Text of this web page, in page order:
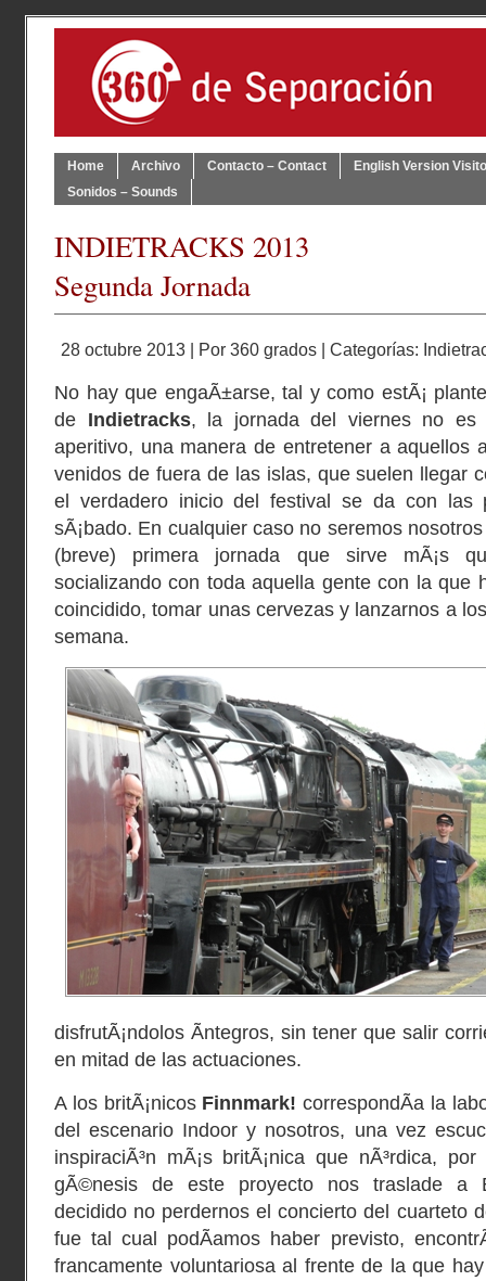
Home Archivo Contacto – Contact
English Version
Sonidos – Sounds
INDIETRACKS 2013
Segunda Jornada
28 octubre 2013 | Por 360 grados | Categorías:
No hay que engaÃ±arse, tal y como estÃ¡
de Indietracks, la jornada del viernes no es
aperitivo, una manera de entretener a aquellos
venidos de fuera de las islas, que suelen llegar
el verdadero inicio del festival se da con las
sÃ¡bado. En cualquier caso no seremos
(breve) primera jornada que sirve mÃ¡s
socializando con toda aquella gente con la que
coincidido, tomar unas cervezas y lanzarnos a
semana.
disfrutÃ¡ndolos Ã­ntegros, sin tener que salir
en mitad de las actuaciones.
A los britÃ¡nicos Finnmark! correspondÃ­a la
del escenario Indoor y nosotros, una vez
inspiraciÃ³n mÃ¡s britÃ¡nica que nÃ³rdica,
gÃ©nesis de este proyecto nos traslade a
decidido no perdernos el concierto del cuarteto
fue tal cual podÃ­amos haber previsto,
francamente voluntariosa al frente de la que